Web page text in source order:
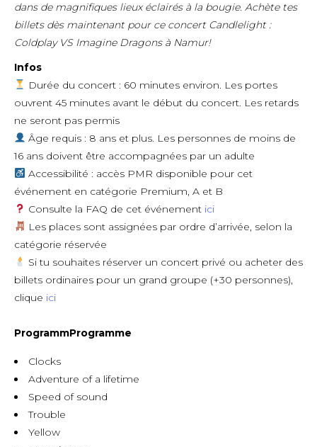
dans de magnifiques lieux éclairés à la bougie. Achète tes
billets dès maintenant pour ce concert Candlelight :
Coldplay VS Imagine Dragons à Namur!
Infos
Durée du concert : 60 minutes environ. Les portes
ouvrent 45 minutes avant le début du concert. Les retards
ne seront pas permis
Âge requis : 8 ans et plus. Les personnes de moins de
16 ans doivent être accompagnées par un adulte
Accessibilité : accès PMR disponible pour cet
événement en catégorie Premium, A et B
Consulte la FAQ de cet événement ici
Les places sont assignées par ordre d’arrivée, selon la
catégorie réservée
Si tu souhaites réserver un concert privé ou acheter des
billets ordinaires pour un grand groupe (+30 personnes),
clique ici
ProgrammProgramme
Clocks
Adventure of a lifetime
Speed of sound
Trouble
Yellow